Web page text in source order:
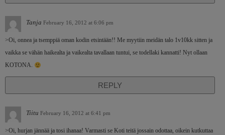
Tanja February 16, 2012 at 6:06 pm
>Oi, onnea ja tsemppiä oman kodin etsintään!! Me myytiin meidän talo 1v10kk sitten ja
vaikka se vähän haikealta ja vaikealta tavallaan tuntui, se todellaki kannatti! Nyt ollaan
KOTONA.
REPLY
Tiitu February 16, 2012 at 6:41 pm
>Oi, hurjan jännää ja tosi ihanaa! Varmasti se Koti teitä jossain odottaa, oikein kutkuttaa